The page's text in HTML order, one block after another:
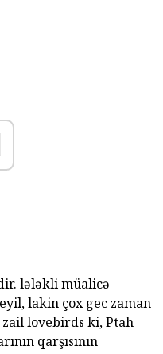
lələkli müalicə
lakin çox gec zaman
lovebirds ki, Ptah
qarşısının